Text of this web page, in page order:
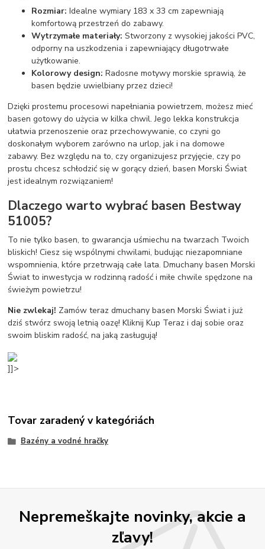
Rozmiar: Idealne wymiary 183 x 33 cm zapewniają
komfortową przestrzeń do zabawy.
Wytrzymałe materiały: Stworzony z wysokiej jakości PVC,
odporny na uszkodzenia i zapewniający długotrwałe
użytkowanie.
Kolorowy design: Radosne motywy morskie sprawią, że
basen będzie uwielbiany przez dzieci!
Dzięki prostemu procesowi napełniania powietrzem, możesz mieć
basen gotowy do użycia w kilka chwil. Jego lekka konstrukcja
ułatwia przenoszenie oraz przechowywanie, co czyni go
doskonałym wyborem zarówno na urlop, jak i na domowe
zabawy. Bez względu na to, czy organizujesz przyjęcie, czy po
prostu chcesz schłodzić się w gorący dzień, basen Morski Świat
jest idealnym rozwiązaniem!
Dlaczego warto wybrać basen Bestway
51005?
To nie tylko basen, to gwarancja uśmiechu na twarzach Twoich
bliskich! Ciesz się wspólnymi chwilami, budując niezapomniane
wspomnienia, które przetrwają całe lata. Dmuchany basen Morski
Świat to inwestycja w rodzinną radość i miłe chwile spędzone na
świeżym powietrzu!
Nie zwlekaj! Zamów teraz dmuchany basen Morski Świat i już
dziś stwórz swoją letnią oazę! Kliknij Kup Teraz i daj sobie oraz
swoim bliskim radość, na jaką zasługują!
]]>
Tovar zaradený v kategóriách
Bazény a vodné hračky
Nepremeškajte novinky, akcie a
zľavy!